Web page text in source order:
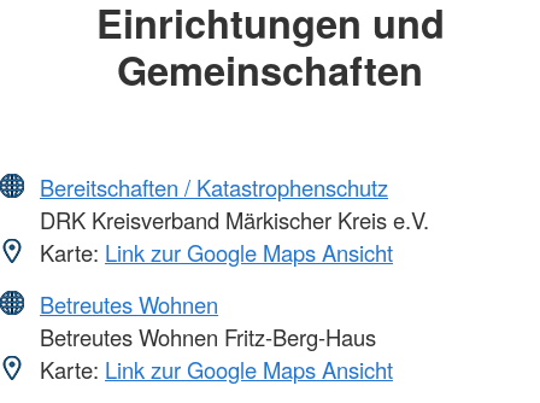
Einrichtungen und
Gemeinschaften
Bereitschaften / Katastrophenschutz
DRK Kreisverband Märkischer Kreis e.V.
Karte: Link zur Google Maps Ansicht
Betreutes Wohnen
Betreutes Wohnen Fritz-Berg-Haus
Karte: Link zur Google Maps Ansicht